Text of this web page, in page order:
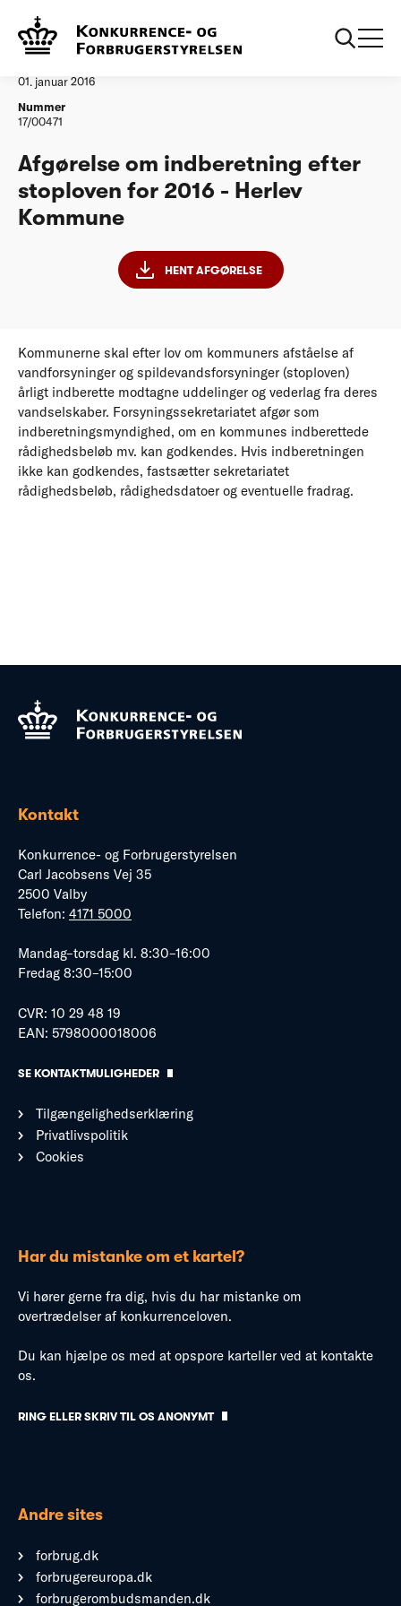
Vandtilsyn
01. januar 2016
Nummer
17/00471
Afgørelse om indberetning efter
stoploven for 2016 - Herlev
Kommune
HENT AFGØRELSE
Kommunerne skal efter lov om kommuners afståelse af
vandforsyninger og spildevandsforsyninger (stoploven)
årligt indberette modtagne uddelinger og vederlag fra deres
vandselskaber. Forsyningssekretariatet afgør som
indberetningsmyndighed, om en kommunes indberettede
rådighedsbeløb mv. kan godkendes. Hvis indberetningen
ikke kan godkendes, fastsætter sekretariatet
rådighedsbeløb, rådighedsdatoer og eventuelle fradrag.
Kontakt
Konkurrence- og Forbrugerstyrelsen
Carl Jacobsens Vej 35
2500 Valby
Telefon: 4171 5000
Mandag–torsdag kl. 8:30–16:00
Fredag 8:30–15:00
CVR: 10 29 48 19
EAN: 5798000018006
SE KONTAKTMULIGHEDER
Tilgængelighedserklæring
Privatlivspolitik
Cookies
Har du mistanke om et kartel?
Vi hører gerne fra dig, hvis du har mistanke om
overtrædelser af konkurrenceloven.
Du kan hjælpe os med at opspore karteller ved at kontakte
os.
RING ELLER SKRIV TIL OS ANONYMT
Andre sites
forbrug.dk
forbrugereuropa.dk
forbrugerombudsmanden.dk